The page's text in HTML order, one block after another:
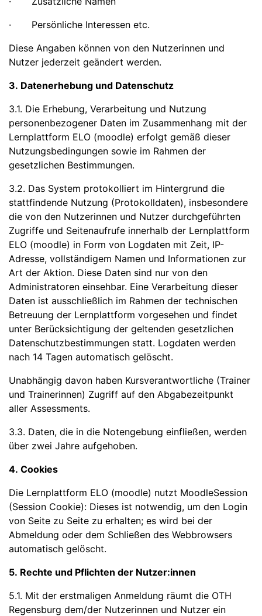
· Persönliche Interessen etc.
Diese Angaben können von den Nutzerinnen und
Nutzer jederzeit geändert werden.
3. Datenerhebung und Datenschutz
3.1. Die Erhebung, Verarbeitung und Nutzung
personenbezogener Daten im Zusammenhang mit der
Lernplattform ELO (moodle) erfolgt gemäß dieser
Nutzungsbedingungen sowie im Rahmen der
gesetzlichen Bestimmungen.
3.2. Das System protokolliert im Hintergrund die
stattfindende Nutzung (Protokolldaten), insbesondere
die von den Nutzerinnen und Nutzer durchgeführten
Zugriffe und Seitenaufrufe innerhalb der Lernplattform
ELO (moodle) in Form von Logdaten mit Zeit, IP-
Adresse, vollständigem Namen und Informationen zur
Art der Aktion. Diese Daten sind nur von den
Administratoren einsehbar. Eine Verarbeitung dieser
Daten ist ausschließlich im Rahmen der technischen
Betreuung der Lernplattform vorgesehen und findet
unter Berücksichtigung der geltenden gesetzlichen
Datenschutzbestimmungen statt. Logdaten werden
nach 14 Tagen automatisch gelöscht.
Unabhängig davon haben Kursverantwortliche (Trainer
und Trainerinnen) Zugriff auf den Abgabezeitpunkt
aller Assessments.
3.3. Daten, die in die Notengebung einfließen, werden
über zwei Jahre aufgehoben.
4. Cookies
Die Lernplattform ELO (moodle) nutzt MoodleSession
(Session Cookie): Dieses ist notwendig, um den Login
von Seite zu Seite zu erhalten; es wird bei der
Abmeldung oder dem Schließen des Webbrowsers
automatisch gelöscht.
5. Rechte und Pflichten der Nutzer:innen
5.1. Mit der erstmaligen Anmeldung räumt die OTH
Regensburg dem/der Nutzerinnen und Nutzer ein